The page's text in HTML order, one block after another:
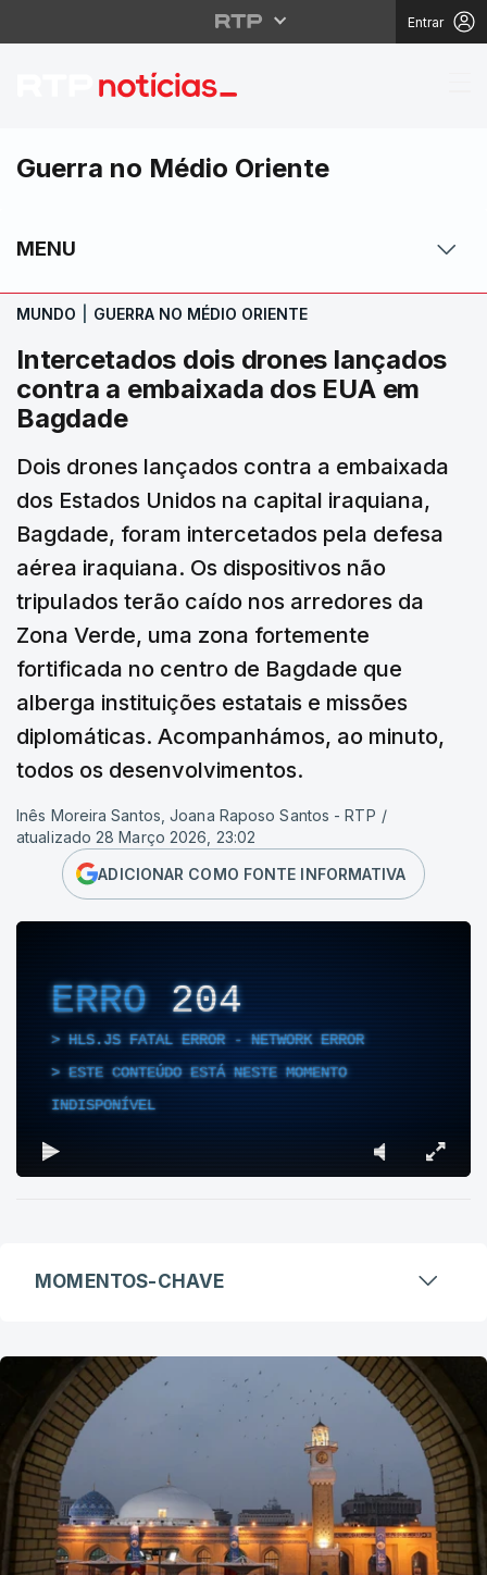
Entrar
Intercetados dois
Guerra no Médio Oriente
MENU
MUNDO GUERRA NO MÉDIO ORIENTE
Intercetados dois drones lançados
contra a embaixada dos EUA em
Bagdade
Dois drones lançados contra a embaixada
dos Estados Unidos na capital iraquiana,
Bagdade, foram intercetados pela defesa
aérea iraquiana. Os dispositivos não
tripulados terão caído nos arredores da
Zona Verde, uma zona fortemente
fortificada no centro de Bagdade que
alberga instituições estatais e missões
diplomáticas. Acompanhámos, ao minuto,
todos os desenvolvimentos.
Inês Moreira Santos, Joana Raposo Santos - RTP /
atualizado 28 Março 2026, 23:02
ADICIONAR COMO FONTE INFORMATIVA
ERRO204
HLS.JS FATAL ERROR - NETWORK ERROR
ESTE CONTEÚDO ESTÁ NESTE MOMENTO
INDISPONÍVEL
MOMENTOS-CHAVE